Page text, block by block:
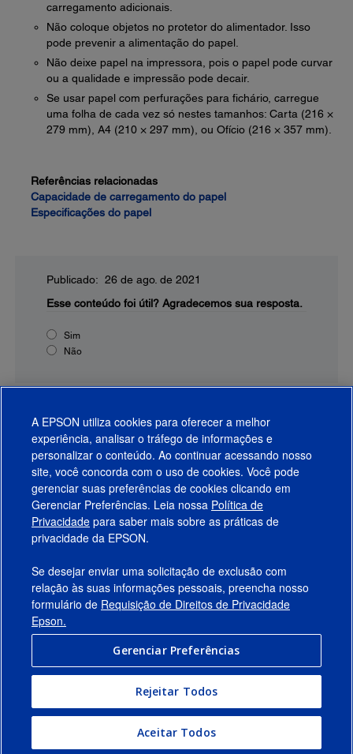
carregamento adicionais.
Não coloque objetos no protetor do alimentador. Isso
pode prevenir a alimentação do papel.
Não deixe papel na impressora, pois o papel pode curvar
ou a qualidade e impressão pode decair.
Se usar papel com perfurações para fichário, carregue
uma folha de cada vez só nestes tamanhos: Carta (216 ×
279 mm), A4 (210 × 297 mm), ou Ofício (216 × 357 mm).
Referências relacionadas
Capacidade de carregamento do papel
Especificações do papel
Publicado: 26 de ago. de 2021
Esse conteúdo foi útil? Agradecemos sua resposta.
Sim
Não
Produtos
Suporte
Links Sugeridos
Empresa
Conecte-se com a Epson
Termos de Uso
A EPSON utiliza cookies para oferecer a melhor
experiência, analisar o tráfego de informações e
personalizar o conteúdo. Ao continuar acessando nosso
site, você concorda com o uso de cookies. Você pode
gerenciar suas preferências de cookies clicando em
Gerenciar Preferências. Leia nossa Política de
Privacidade para saber mais sobre as práticas de
privacidade da EPSON.
Se desejar enviar uma solicitação de exclusão com
relação às suas informações pessoais, preencha nosso
formulário de Requisição de Direitos de Privacidade
Epson.
Gerenciar Preferências
Rejeitar Todos
Aceitar Todos